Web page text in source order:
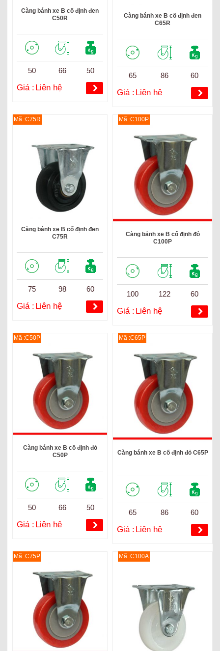
Càng bánh xe B cố định đen
C50R
50 66 50
Giá : Liên hệ
Càng bánh xe B cố định đen
C65R
65 86 60
Giá : Liên hệ
Mã :C75R
Càng bánh xe B cố định đen
C75R
75 98 60
Giá : Liên hệ
Mã :C100P
Càng bánh xe B cố định đỏ
C100P
100 122 60
Giá : Liên hệ
Mã :C50P
Càng bánh xe B cố định đỏ
C50P
50 66 50
Giá : Liên hệ
Mã :C65P
Càng bánh xe B cố định đỏ C65P
65 86 60
Giá : Liên hệ
Mã :C75P Mã :C100A